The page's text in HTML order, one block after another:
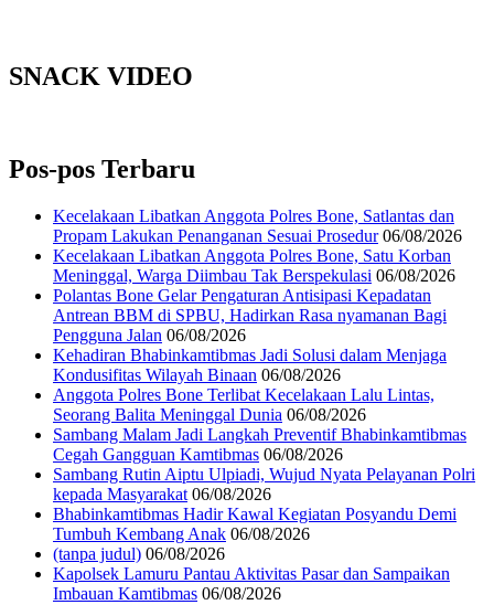
SNACK VIDEO
Pos-pos Terbaru
Kecelakaan Libatkan Anggota Polres Bone, Satlantas dan
Propam Lakukan Penanganan Sesuai Prosedur 06/08/2026
Kecelakaan Libatkan Anggota Polres Bone, Satu Korban
Meninggal, Warga Diimbau Tak Berspekulasi 06/08/2026
Polantas Bone Gelar Pengaturan Antisipasi Kepadatan
Antrean BBM di SPBU, Hadirkan Rasa nyamanan Bagi
Pengguna Jalan 06/08/2026
Kehadiran Bhabinkamtibmas Jadi Solusi dalam Menjaga
Kondusifitas Wilayah Binaan 06/08/2026
Anggota Polres Bone Terlibat Kecelakaan Lalu Lintas,
Seorang Balita Meninggal Dunia 06/08/2026
Sambang Malam Jadi Langkah Preventif Bhabinkamtibmas
Cegah Gangguan Kamtibmas 06/08/2026
Sambang Rutin Aiptu Ulpiadi, Wujud Nyata Pelayanan Polri
kepada Masyarakat 06/08/2026
Bhabinkamtibmas Hadir Kawal Kegiatan Posyandu Demi
Tumbuh Kembang Anak 06/08/2026
(tanpa judul) 06/08/2026
Kapolsek Lamuru Pantau Aktivitas Pasar dan Sampaikan
Imbauan Kamtibmas 06/08/2026